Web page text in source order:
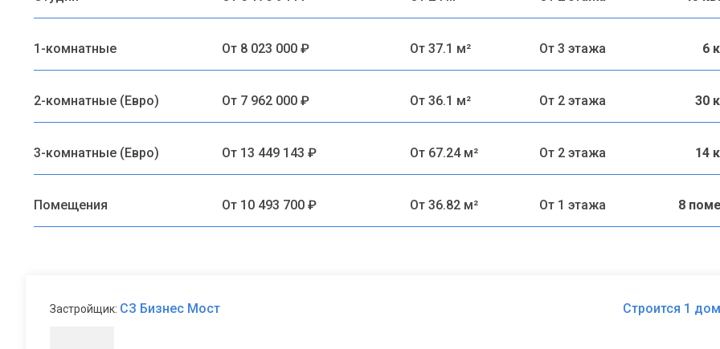
1-комнатные От 8 023 000 ₽ От 37.1 м² От 3 этажа 6
2-комнатные (Евро) От 7 962 000 ₽ От 36.1 м² От 2 этажа 30
3-комнатные (Евро) От 13 449 143 ₽ От 67.24 м² От 2 этажа 14
Помещения От 10 493 700 ₽ От 36.82 м² От 1 этажа 8
Застройщик: СЗ Бизнес Мост Строится 1